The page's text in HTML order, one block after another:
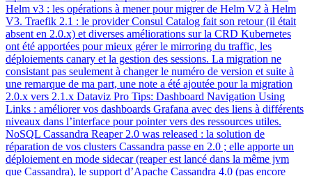
Helm v3 : les opérations à mener pour migrer de Helm V2 à Helm
V3. Traefik 2.1 : le provider Consul Catalog fait son retour (il était
absent en 2.0.x) et diverses améliorations sur la CRD Kubernetes
ont été apportées pour mieux gérer le mirroring du traffic, les
déploiements canary et la gestion des sessions. La migration ne
consistant pas seulement à changer le numéro de version et suite à
une remarque de ma part, une note a été ajoutée pour la migration
2.0.x vers 2.1.x Dataviz Pro Tips: Dashboard Navigation Using
Links : améliorer vos dashboards Grafana avec des liens à différents
niveaux dans l’interface pour pointer vers des ressources utiles.
NoSQL Cassandra Reaper 2.0 was released : la solution de
réparation de vos clusters Cassandra passe en 2.0 ; elle apporte un
déploiement en mode sidecar (reaper est lancé dans la même jvm
que Cassandra), le support d’Apache Cassandra 4.0 (pas encore